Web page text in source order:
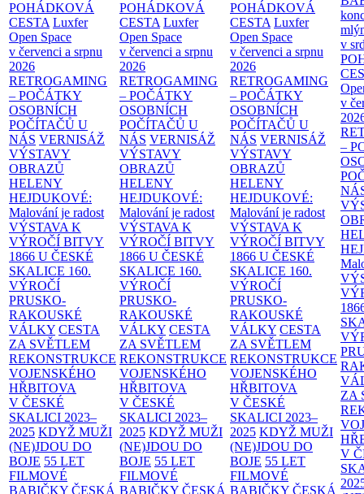
POHÁDKOVÁ
CESTA Luxfer
Open Space
v červenci a srpnu
2026
RETROGAMING
– POČÁTKY
OSOBNÍCH
POČÍTAČŮ U
NÁS VERNISÁŽ
VÝSTAVY
OBRAZŮ
HELENY
HEJDUKOVÉ:
Malování je radost
VÝSTAVA K
VÝROČÍ BITVY
1866 U ČESKÉ
SKALICE 160.
VÝROČÍ
PRUSKO-
RAKOUSKÉ
VÁLKY CESTA
ZA SVĚTLEM
REKONSTRUKCE
VOJENSKÉHO
HŘBITOVA
V ČESKÉ
SKALICI 2023–
2025 KDYŽ MUŽI
(NE)JDOU DO
BOJE 55 LET
FILMOVÉ
BABIČKY ČESKÁ
POHÁDKOVÁ
CESTA Luxfer
Open Space
v červenci a srpnu
2026
RETROGAMING
– POČÁTKY
OSOBNÍCH
POČÍTAČŮ U
NÁS VERNISÁŽ
VÝSTAVY
OBRAZŮ
HELENY
HEJDUKOVÉ:
Malování je radost
VÝSTAVA K
VÝROČÍ BITVY
1866 U ČESKÉ
SKALICE 160.
VÝROČÍ
PRUSKO-
RAKOUSKÉ
VÁLKY CESTA
ZA SVĚTLEM
REKONSTRUKCE
VOJENSKÉHO
HŘBITOVA
V ČESKÉ
SKALICI 2023–
2025 KDYŽ MUŽI
(NE)JDOU DO
BOJE 55 LET
FILMOVÉ
BABIČKY ČESKÁ
POHÁDKOVÁ
CESTA Luxfer
Open Space
v červenci a srpnu
2026
RETROGAMING
– POČÁTKY
OSOBNÍCH
POČÍTAČŮ U
NÁS VERNISÁŽ
VÝSTAVY
OBRAZŮ
HELENY
HEJDUKOVÉ:
Malování je radost
VÝSTAVA K
VÝROČÍ BITVY
1866 U ČESKÉ
SKALICE 160.
VÝROČÍ
PRUSKO-
RAKOUSKÉ
VÁLKY CESTA
ZA SVĚTLEM
REKONSTRUKCE
VOJENSKÉHO
HŘBITOVA
V ČESKÉ
SKALICI 2023–
2025 KDYŽ MUŽI
(NE)JDOU DO
BOJE 55 LET
FILMOVÉ
BABIČKY ČESKÁ
v
v
–
ZA
V